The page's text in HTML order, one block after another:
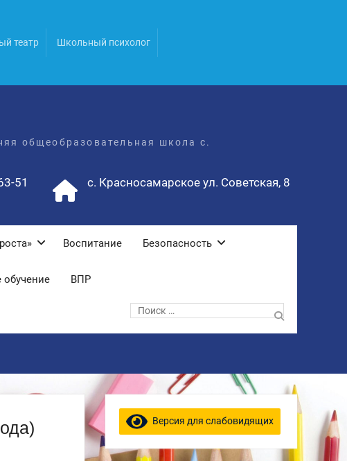
театр Школьный психолог
общеобразовательная школа с.
51 с. Красносамарское ул. Советская, 8
Воспитание Безопасность
ВПР
Поиск
по:
Версия для слабовидящих